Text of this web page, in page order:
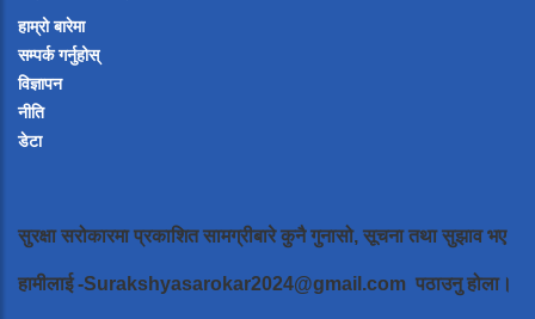
हाम्रो बारेमा
सम्पर्क गर्नुहोस्
विज्ञापन
नीति
डेटा
सुरक्षा सरोकारमा प्रकाशित सामग्रीबारे कुनै गुनासो, सूचना तथा सुझाव भए
हामीलाई-Surakshyasarokar2024@gmail.com पठाउनु होला।